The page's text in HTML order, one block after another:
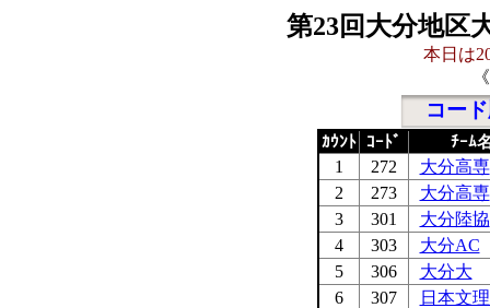
第23回大分地区
本日は
コー
ｶｳﾝﾄ ｺｰﾄﾞ ﾁｰﾑ
1 272
大分高専
2
273
大分高専
3
301
大分陸協
4
303
大分AC
5
306
大分大
6
307
日本文